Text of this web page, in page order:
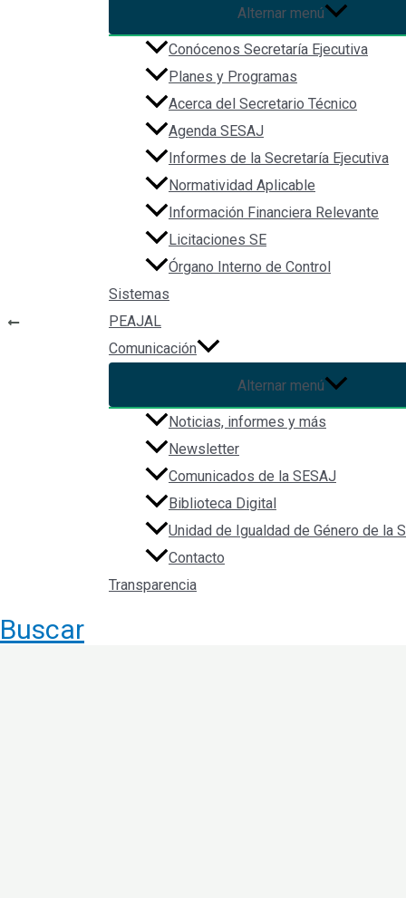
Alternar menú
Conócenos Secretaría Ejecutiva
Planes y Programas
Acerca del Secretario Técnico
Agenda SESAJ
Informes de la Secretaría Ejecutiva
Normatividad Aplicable
Información Financiera Relevante
Licitaciones SE
Órgano Interno de Control
Sistemas
PEAJAL
Comunicación
Alternar menú
Noticias, informes y más
Newsletter
Comunicados de la SESAJ
Biblioteca Digital
Unidad de Igualdad de Género de la
Contacto
Transparencia
Buscar
Normateca_Estados
Navegación de entradas
ANTERIOR
Ley de Extinción de Dominio para el Estado de Colima